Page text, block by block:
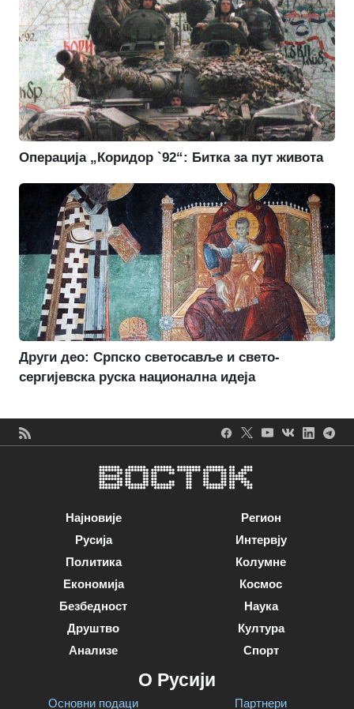
Операција „Коридор `92“: Битка за пут живота
Други део: Српско светосавље и свето-
сергијевска руска национална идеја
Најновије
Русија
Политика
Економија
Безбедност
Друштво
Анализе
Регион
Интервју
Колумне
Космос
Наука
Култура
Спорт
О Русији
Основни подаци Партнери